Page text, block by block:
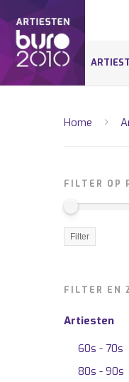
Home
FILTER OP
Filter
FILTER EN
Artiesten
60s - 70s
80s - 90s